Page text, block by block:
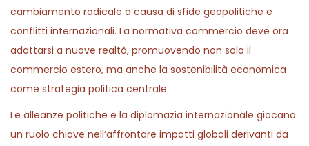
cambiamento radicale a causa di sfide geopolitiche e
conflitti internazionali. La normativa commercio deve ora
adattarsi a nuove realtà, promuovendo non solo il
commercio estero, ma anche la sostenibilità economica
come strategia politica centrale.
Le alleanze politiche e la diplomazia internazionale giocano
un ruolo chiave nell’affrontare impatti globali derivanti da